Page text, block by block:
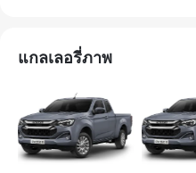
แกลเลอรี่ภาพ